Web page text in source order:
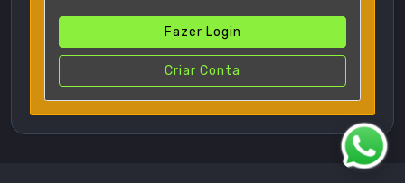
Fazer Login
Criar Conta